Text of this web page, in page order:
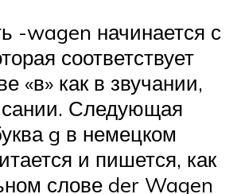
-wagen начинается с
соответствует
«в» как в звучании,
Следующая
g в немецком
и пишется, как
слове der Wagen